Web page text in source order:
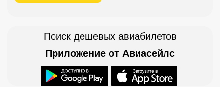
Поиск дешевых авиабилетов
Приложение от Авиасейлс